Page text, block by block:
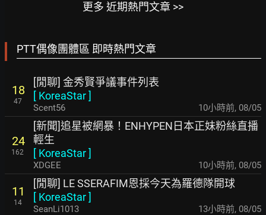
更多 近期熱門文章 >>
PTT偶像團體區 即時熱門文章
18
47
[閒聊] 金秀賢爭議事件列表
[ KoreaStar]
Scent56 10小時前, 08/05
24
162
[新聞]追星被網暴！ENHYPEN日本正妹粉絲直播
輕生
[ KoreaStar]
XDGEE 10小時前, 08/05
11
14
[閒聊] LE SSERAFIM恩採今天為羅德隊開球
[ KoreaStar]
SeanLi1013 13小時前, 08/05